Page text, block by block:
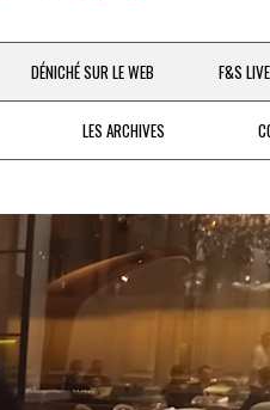
Aller
au
contenu
DÉNICHÉ SUR LE WEB F&S LIVE
LES ARCHIVES
DEPUIS 2016